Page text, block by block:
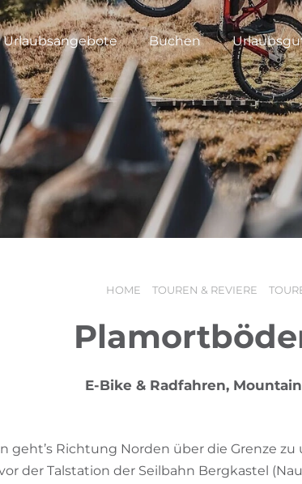
Urlaubsangebote Buchen
HOME TOUREN & REVIERE
E-Bike & Radfahren,
geht’s Richtung Norden über die Grenze
der Talstation der Seilbahn Bergkastel